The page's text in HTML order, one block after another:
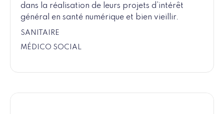
dans la réalisation de leurs projets d’intérêt
général en santé numérique et bien vieillir.
SANITAIRE
MÉDICO SOCIAL